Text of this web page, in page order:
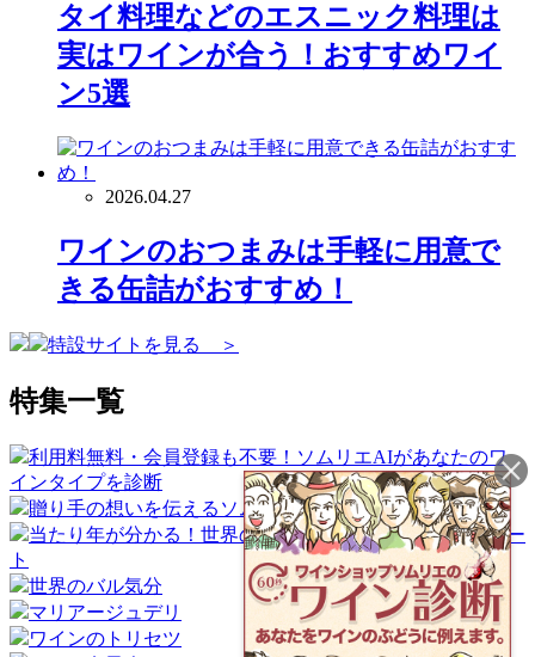
タイ料理などのエスニック料理は
実はワインが合う！おすすめワイ
ン5選
2026.04.27
ワインのおつまみは手軽に用意で
きる缶詰がおすすめ！
特設サイトを見る ＞
特集一覧
利用料無料・会員登録も不要！ソムリエAIがあなたのワ
インタイプを診断
贈り手の想いを伝えるソムリエギフト
当たり年が分かる！世界のワイン産地ヴィンテージチャー
ト
世界のバル気分
マリアージュデリ
ワインのトリセツ